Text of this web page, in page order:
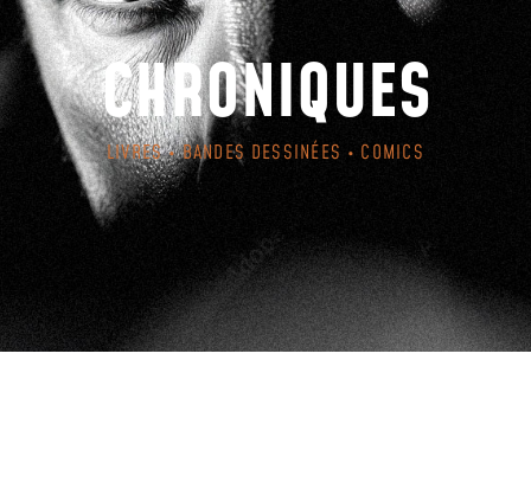
CHRONIQUES
LIVRES • BANDES DESSINÉES • COMICS